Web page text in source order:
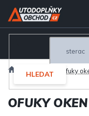
Přejít
obsah
HLEDAT
Exteriér Ofuky
OFUKY